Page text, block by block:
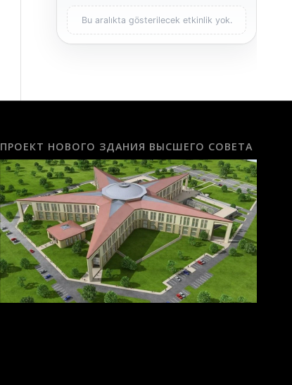
Bu aralıkta gösterilecek etkinlik yok.
ПРОЕКТ НОВОГО ЗДАНИЯ ВЫСШЕГО СОВЕТА